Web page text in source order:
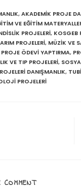
, AKADEMİK PROJE
VE EĞİTİM
PROJELERİ, KOSGEB
PROJELERİ, MÜZİK VE
PROJE ÖDEVI YAPTIRMA,
VE TIP PROJELERİ,
DANIŞMANLIK,
PROJELERİ